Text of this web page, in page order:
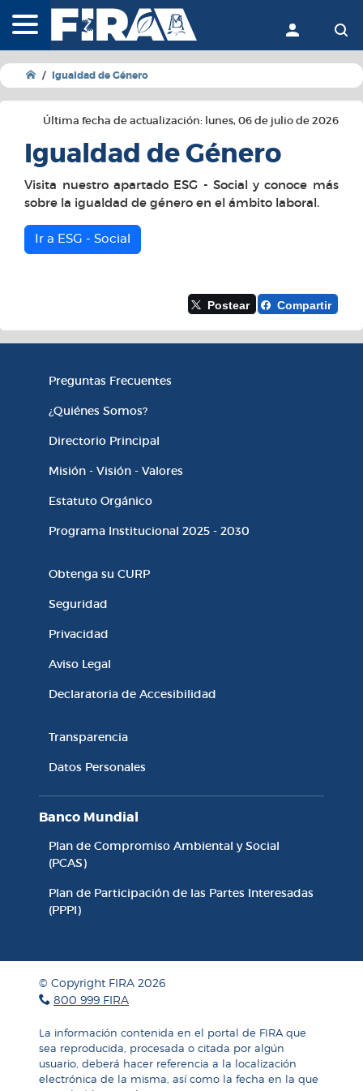
FIRA - Fideicomisos
Acceder
Igualdad de Género
Última fecha de actualización: lunes, 06 de julio de 2026
Igualdad de Género
Visita nuestro apartado ESG - Social y conoce más
sobre la igualdad de género en el ámbito laboral.
Ir a ESG - Social
Compartir
Postear
Información Institucional
Preguntas Frecuentes
¿Quiénes Somos?
Directorio Principal
Misión - Visión - Valores
Estatuto Orgánico
Programa Institucional 2025 - 2030
Enlaces de Interés
Obtenga su CURP
Seguridad
Privacidad
Aviso Legal
Declaratoria de Accesibilidad
Accesibilidad y Transparencia
Transparencia
Datos Personales
Banco Mundial
Plan de Compromiso Ambiental y Social
(PCAS)
Plan de Participación de las Partes Interesadas
(PPPI)
© Copyright FIRA 2026
800 999 FIRA
La información contenida en el portal de FIRA que
sea reproducida, procesada o citada por algún
usuario, deberá hacer referencia a la localización
electrónica de la misma, así como la fecha en la que